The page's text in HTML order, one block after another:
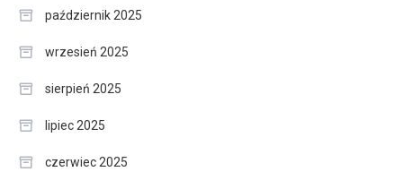
październik 2025
wrzesień 2025
sierpień 2025
lipiec 2025
czerwiec 2025